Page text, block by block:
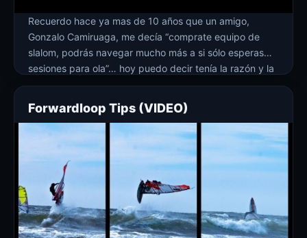
Recuerdo hace ya mas de 10 años que un amigo,
Gonzalo Camiruaga, me decía “comprate equipo de
slalom, podrás navegar mucho más a si sólo esperas
sesiones para ola”… hoy puedo decir tenía la razón y la
sigue teniendo!. Cuando chicos (al menos mi
generación) estábamos embobados con las imágenes y
videos de hawaii y […]
Forwardloop Tips (VIDEO)